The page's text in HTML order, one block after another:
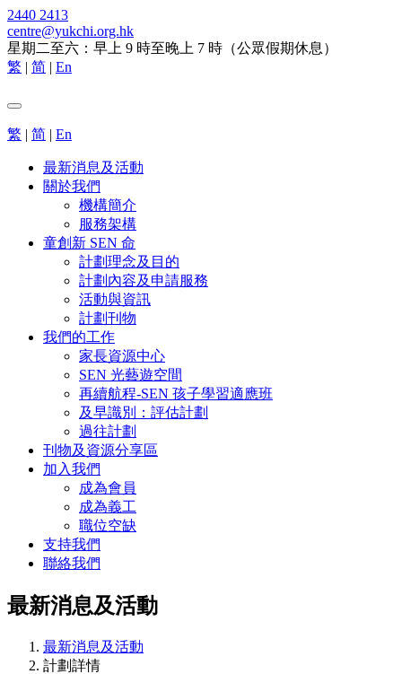
2440 2413
centre@yukchi.org.hk
星期二至六：早上 9 時至晚上 7 時（公眾假期休息）
繁 | 简 | En
繁 | 简 | En
最新消息及活動
關於我們
機構簡介
服務架構
童創新 SEN 命
計劃理念及目的
計劃內容及申請服務
活動與資訊
計劃刊物
我們的工作
家長資源中心
SEN 光藝遊空間
再續航程-SEN 孩子學習適應班
及早識別：評估計劃
過往計劃
刊物及資源分享區
加入我們
成為會員
成為義工
職位空缺
支持我們
聯絡我們
最新消息及活動
最新消息及活動
計劃詳情